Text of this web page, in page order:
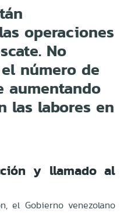
operaciones
No
número de
aumentando
las labores en
y llamado al
el Gobierno venezolano